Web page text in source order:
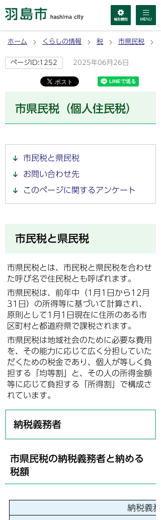
ホーム くらしの情報 税 市県民税
ページID:1252 2025年06月26日
市県民税（個人住民税）
市民税と県民税
お問い合わせ先
このページに関するアンケート
市民税と県民税
市県民税とは、市民税と県民税を合わせ
た呼び名で住民税とも呼ばれます。
市県民税は、前年中（1月1日から12月
31日）の所得等に基づいて計算され、
原則として1月1日現在に住所のある市
区町村と都道府県で課税されます。
市県民税は地域社会のために必要な費用
を、その能力に応じて広く分担していた
だくための税金であり、個人が等しく負
担する「均等割」と、その人の所得金額
等に応じて負担する「所得割」で構成さ
れています。
納税義務者
市県民税の納税義務者と納める
税額
納税義務